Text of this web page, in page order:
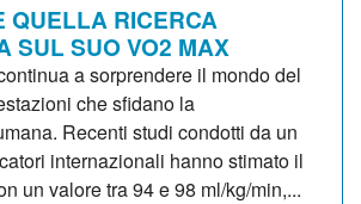
QUELLA RICERCA
SUL SUO VO2 MAX
a sorprendere il mondo del
che sfidano la
Recenti studi condotti da un
internazionali hanno stimato il
un valore tra 94 e 98 ml/kg/min,...